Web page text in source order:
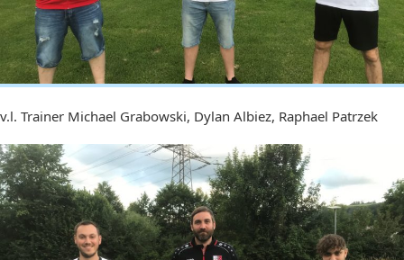
v.l. Trainer Michael Grabowski, Dylan Albiez, Raphael Patrzek